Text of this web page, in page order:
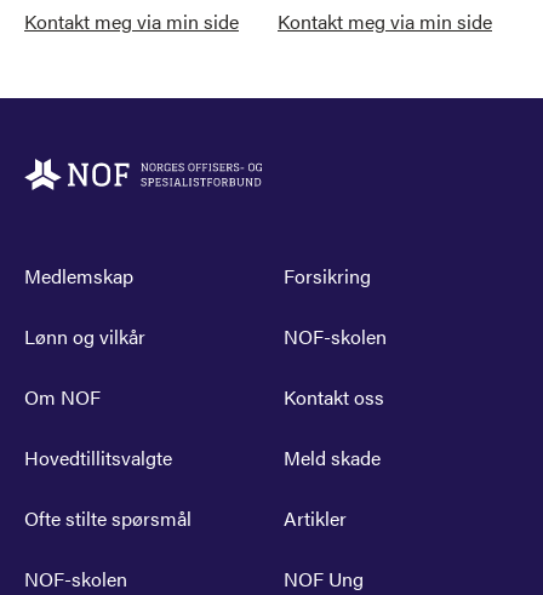
Kontakt meg via min side
Kontakt meg via min side
Medlemskap Forsikring
Lønn og vilkår NOF-skolen
Om NOF Kontakt oss
Hovedtillitsvalgte Meld skade
Ofte stilte spørsmål Artikler
NOF-skolen NOF Ung